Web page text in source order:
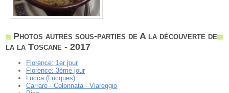
Photos autres sous-parties de A la découverte de
la la Toscane - 2017
Florence: 1er jour
Florence: 3ème jour
Lucca (Lucques)
Carrare - Colonnata - Viareggio